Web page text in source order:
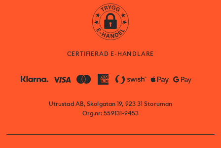
CERTIFIERAD E-HANDLARE
Utrustad AB, Skolgatan 19, 923 31 Storuman
Org.nr: 559131-9453